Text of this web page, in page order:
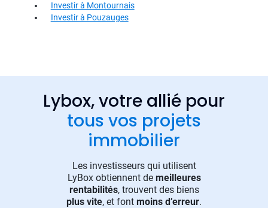
Investir à Montournais
Investir à Pouzauges
Lybox, votre allié pour
tous vos projets
immobilier
Les investisseurs qui utilisent
LyBox obtiennent de meilleures
rentabilités, trouvent des biens
plus vite, et font moins d’erreur.